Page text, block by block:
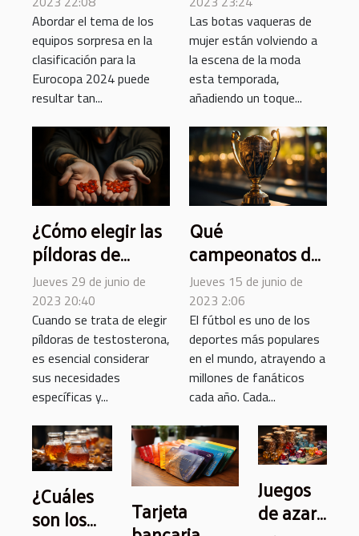
jornadas de la
clasificación para
la Eurocopa 2024
Abordar el tema de los
equipos sorpresa en la
clasificación para la
Eurocopa 2024 puede
resultar tan...
mujer esta
temporada ?
Las botas vaqueras de
mujer están volviendo a
la escena de la moda
esta temporada,
añadiendo un toque...
¿Cómo elegir las
píldoras de
testosterona que
sean adecuadas
para usted y
seguras ?
Jueves 29 de junio de
2023 20:40
Cuando se trata de elegir
píldoras de testosterona,
es esencial considerar
sus necesidades
específicas y...
Qué
campeonatos de
fútbol están
disponibles en
Melbet?
Jueves 15 de junio de
2023 2:06
El fútbol es uno de los
deportes más populares
en el mundo, atrayendo a
millones de fanáticos
cada año. Cada...
¿Cuáles
son los Tarjeta
Juegos
de azar